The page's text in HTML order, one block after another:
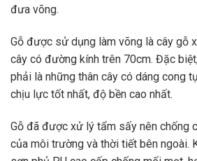
đưa võng.
Gỗ được sử dụng làm võng là cây gỗ
cây có đường kính trên 70cm. Đặc
phải là những thân cây có dáng cong
chịu lực tốt nhất, độ bền cao nhất.
Gỗ đã được xử lý tẩm sấy nên chống
của môi trường và thời tiết bên ngoài.